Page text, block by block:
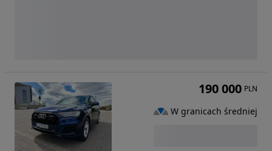
190 000 PLN
W granicach średniej